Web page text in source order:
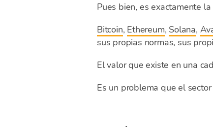
Pues bien, es exactamente
Bitcoin, Ethereum, Solana,
sus propias normas, sus
El valor que existe en una
Es un problema que el